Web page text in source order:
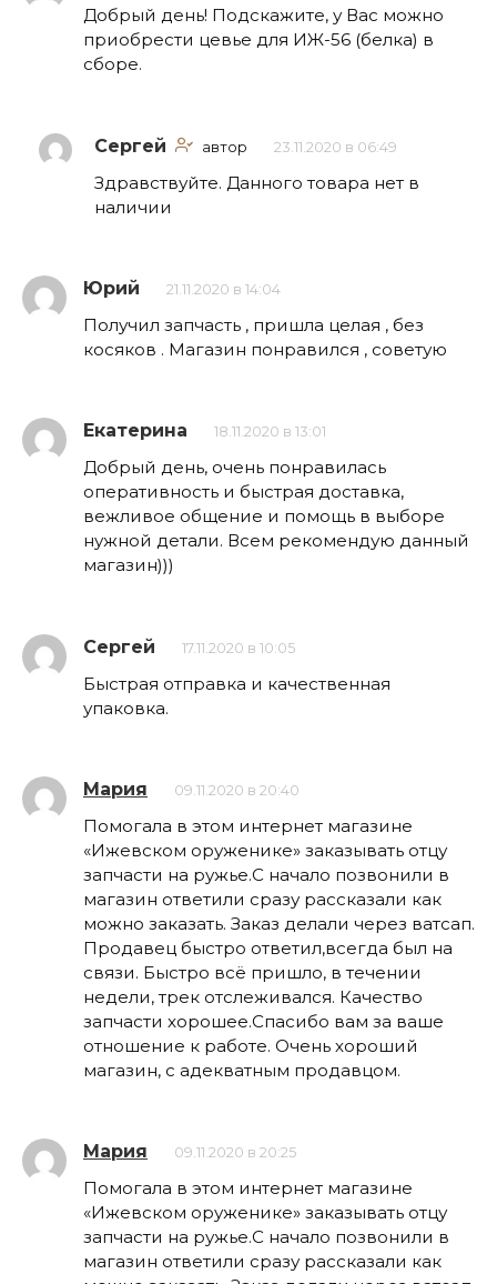
Добрый день! Подскажите, у Вас можно
приобрести цевье для ИЖ-56 (белка) в
сборе.
Сергей автор 23.11.2020 в 06:49
Здравствуйте. Данного товара нет в
наличии
Юрий 21.11.2020 в 14:04
Получил запчасть , пришла целая , без
косяков . Магазин понравился , советую
Екатерина 18.11.2020 в 13:01
Добрый день, очень понравилась
оперативность и быстрая доставка,
вежливое общение и помощь в выборе
нужной детали. Всем рекомендую данный
магазин)))
Сергей 17.11.2020 в 10:05
Быстрая отправка и качественная
упаковка.
Мария 09.11.2020 в 20:40
Помогала в этом интернет магазине
«Ижевском оруженике» заказывать отцу
запчасти на ружье.С начало позвонили в
магазин ответили сразу рассказали как
можно заказать. Заказ делали через ватсап.
Продавец быстро ответил,всегда был на
связи. Быстро всё пришло, в течении
недели, трек отслеживался. Качество
запчасти хорошее.Спасибо вам за ваше
отношение к работе. Очень хороший
магазин, с адекватным продавцом.
Мария 09.11.2020 в 20:25
Помогала в этом интернет магазине
«Ижевском оруженике» заказывать отцу
запчасти на ружье.С начало позвонили в
магазин ответили сразу рассказали как